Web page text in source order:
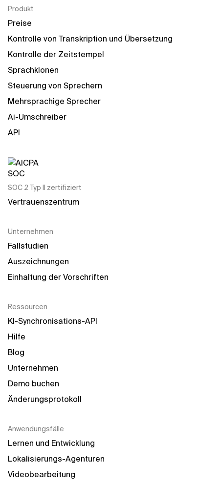
Produkt
Preise
Kontrolle von Transkription und Übersetzung
Kontrolle der Zeitstempel
Sprachklonen
Steuerung von Sprechern
Mehrsprachige Sprecher
Ai-Umschreiber
API
SOC 2 Typ II zertifiziert
Vertrauenszentrum
Unternehmen
Fallstudien
Auszeichnungen
Einhaltung der Vorschriften
Ressourcen
KI-Synchronisations-API
Hilfe
Blog
Unternehmen
Demo buchen
Änderungsprotokoll
Anwendungsfälle
Lernen und Entwicklung
Lokalisierungs-Agenturen
Videobearbeitung